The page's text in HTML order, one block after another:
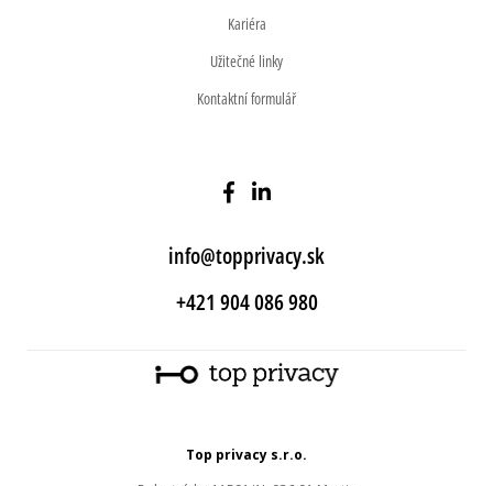
Kariéra
Užitečné linky
Kontaktní formulář
info@topprivacy.sk
+421 904 086 980
Top privacy s.r.o.